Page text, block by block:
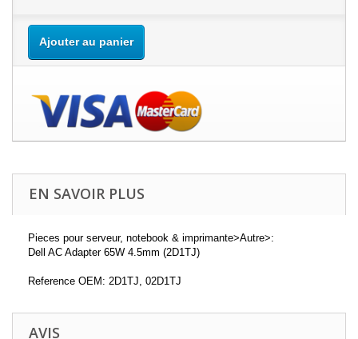
Ajouter au panier
EN SAVOIR PLUS
Pieces pour serveur, notebook & imprimante>Autre>:
Dell AC Adapter 65W 4.5mm (2D1TJ)
Reference OEM: 2D1TJ, 02D1TJ
AVIS